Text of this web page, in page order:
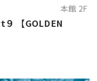
本館 2F
９ 【GOLDEN